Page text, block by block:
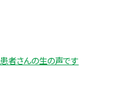
者さんの生の声です